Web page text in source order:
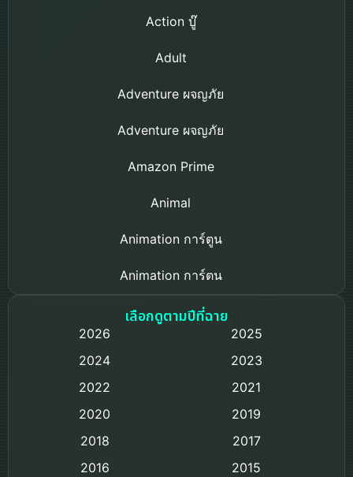
Action บู๊
Adult
Adventure ผจญภัย
Adventure ผจญภัย
Amazon Prime
Animal
Animation การ์ตูน
Animation การ์ตูน
Based on a True Story เรื่องจริง
เลือกดูตามปีที่ฉาย
2026
2025
2024
2023
2022
2021
2020
2019
2018
2017
2016
2015